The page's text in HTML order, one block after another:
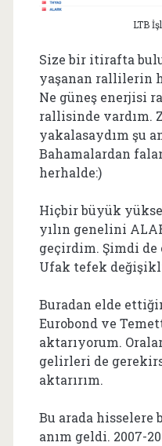
LTB
Size bir itirafta
yaşanan rallilerin
Ne güneş enerjisi
rallisinde vardım.
yakalasaydım şu
Bahamalardan
herhalde:)
Hiçbir büyük
yılın genelini
geçirdim. Şimdi
Ufak tefek
Buradan elde
Eurobond ve
aktarıyorum.
gelirleri de
aktarırım.
Bu arada hisselere
anım geldi. 2007-